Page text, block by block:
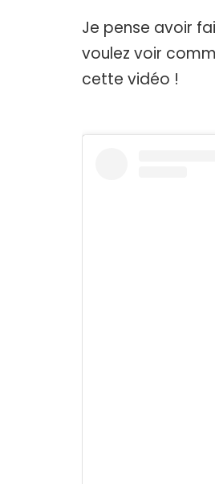
Je pense avoir
voulez voir
cette vidéo !